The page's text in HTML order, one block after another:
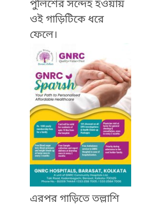
পুলিশের সন্দেহ হওয়ায়
ওই গাড়িটিকে ধরে
ফেলে।
এরপর গাড়িতে তল্লাশি